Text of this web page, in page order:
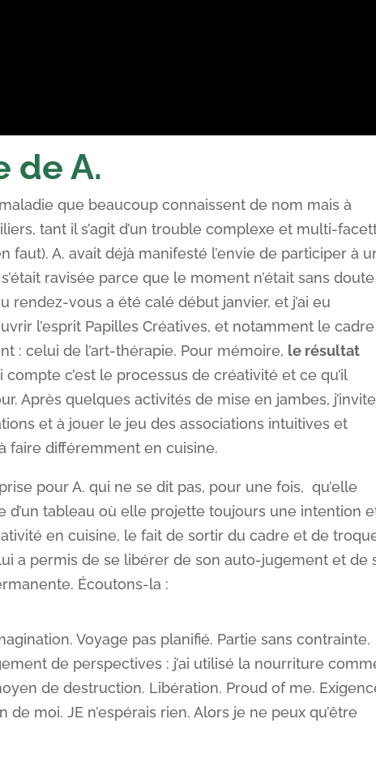
de A.
que beaucoup connaissent de nom mais à
tant il s’agit d’un trouble complexe et multi-
faut). A. avait déjà manifesté l’envie de participer à
ravisée parce que le moment n’était sans doute
rendez-vous a été calé début janvier, et j’ai eu
l’esprit Papilles Créatives, et notamment le cadre
: celui de l’art-thérapie. Pour mémoire, le résultat
compte c’est le processus de créativité et ce qu’il
Après quelques activités de mise en jambes, j’invite
et à jouer le jeu des associations intuitives et
faire différemment en cuisine.
pour A. qui ne se dit pas, pour une fois, qu’elle
d’un tableau où elle projette toujours une intention
en cuisine, le fait de sortir du cadre et de
a permis de se libérer de son auto-jugement et de
Écoutons-la :
Voyage pas planifié. Partie sans contrainte.
de perspectives : j’ai utilisé la nourriture
de destruction. Libération. Proud of me.
de moi. JE n’espérais rien. Alors je ne peux qu’être